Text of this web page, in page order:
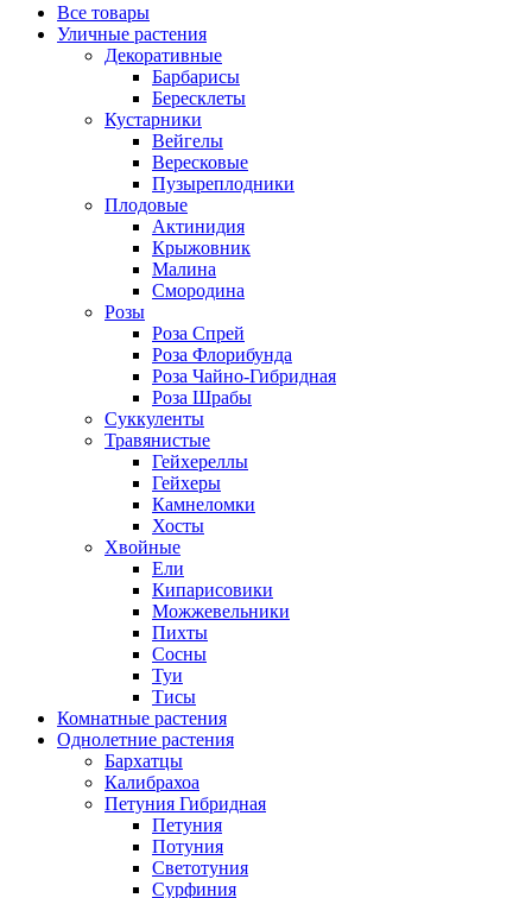
Все товары
Уличные растения
Декоративные
Барбарисы
Бересклеты
Кустарники
Вейгелы
Вересковые
Пузыреплодники
Плодовые
Актинидия
Крыжовник
Малина
Смородина
Розы
Роза Спрей
Роза Флорибунда
Роза Чайно-Гибридная
Роза Шрабы
Суккуленты
Травянистые
Гейхереллы
Гейхеры
Камнеломки
Хосты
Хвойные
Ели
Кипарисовики
Можжевельники
Пихты
Сосны
Туи
Тисы
Комнатные растения
Однолетние растения
Бархатцы
Калибрахоа
Петуния Гибридная
Петуния
Потуния
Светотуния
Сурфиния